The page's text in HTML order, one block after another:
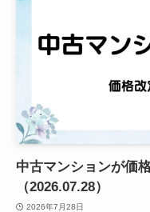
中古マンションが価
（2026.07.28）
2026年7月28日